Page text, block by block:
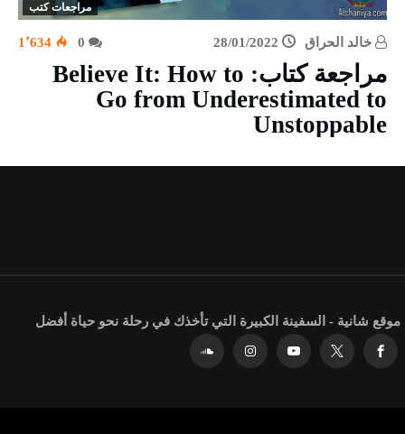
مراجعات كتب
خالد الحراق 28/01/2022 1٬634
مراجعة كتاب: Believe It: How to
Go from Underestimated to
Unstoppable
موقع شانية - السفينة الكبيرة التي تأخذك في رحلة نحو حياة أفضل